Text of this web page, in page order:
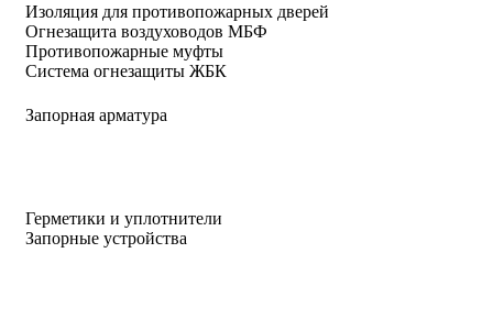
Изоляция для противопожарных дверей
Огнезащита воздуховодов МБФ
Противопожарные муфты
Система огнезащиты ЖБК
Запорная арматура
Герметики и уплотнители
Запорные устройства